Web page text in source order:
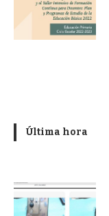
Última hora